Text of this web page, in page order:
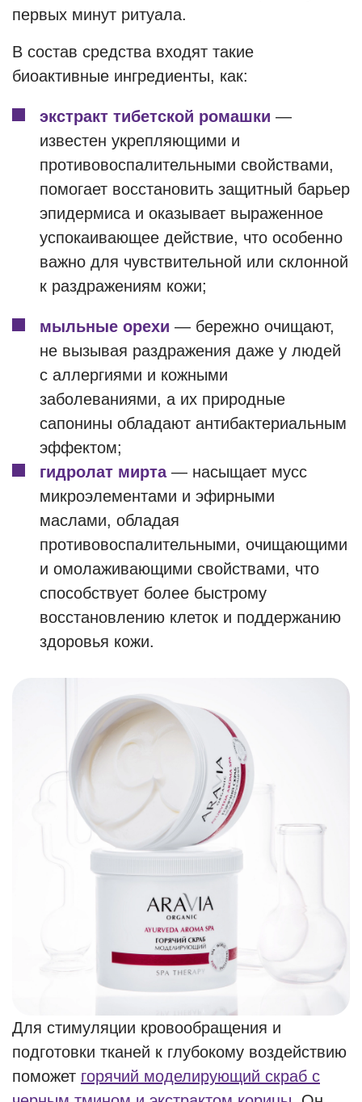
первых минут ритуала.
В состав средства входят такие
биоактивные ингредиенты, как:
экстракт тибетской ромашки —
известен укрепляющими и
противовоспалительными свойствами,
помогает восстановить защитный барьер
эпидермиса и оказывает выраженное
успокаивающее действие, что особенно
важно для чувствительной или склонной
к раздражениям кожи;
мыльные орехи — бережно очищают,
не вызывая раздражения даже у людей
с аллергиями и кожными
заболеваниями, а их природные
сапонины обладают антибактериальным
эффектом;
гидролат мирта— насыщает мусс
микроэлементами и эфирными
маслами, обладая
противовоспалительными, очищающими
и омолаживающими свойствами, что
способствует более быстрому
восстановлению клеток и поддержанию
здоровья кожи.
Для стимуляции кровообращения и
подготовки тканей к глубокому воздействию
поможет горячий моделирующий скраб с